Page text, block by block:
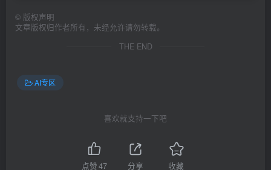
© 版权声明
文章版权归作者所有，未经允许请勿转载。
THE END
AI专区
喜欢就支持一下吧
点赞47 分享 收藏